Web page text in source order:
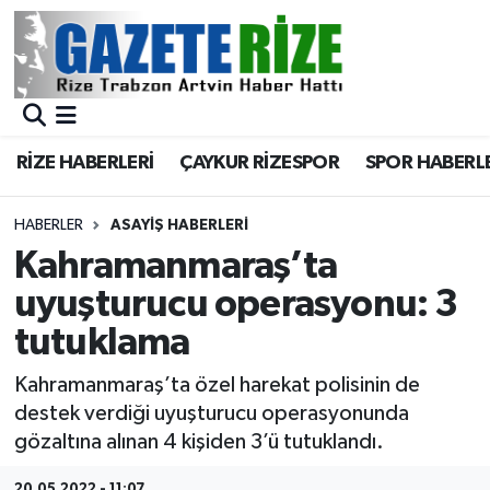
RİZE HABERLERİ ÇAYKUR RİZESPOR SPOR
HABERLER ASAYIŞ HABERLERI
Kahramanmaraş’ta
uyuşturucu operasyonu: 3
tutuklama
Kahramanmaraş’ta özel harekat polisinin de
destek verdiği uyuşturucu operasyonunda
gözaltına alınan 4 kişiden 3’ü tutuklandı.
BÖLGEMİZ
Asayiş
Rize Jandarma Komutanlığı
Bilim Teknoloji
Advertising news
Merkez Nöbetçi Eczaneler
Merkez Trafik Yoğunluk Haritası
Süper Lig Puan Durumu ve Fikstür
Tüm Manşetler
Haber Arşivi